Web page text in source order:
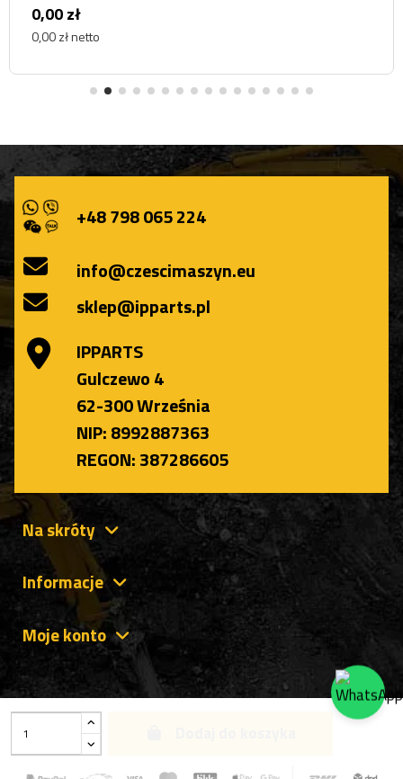
0,00 zł
0,00 zł netto
+48 798 065 224
info@czescimaszyn.eu
sklep@ipparts.pl
IPPARTS
Gulczewo 4
62-300 Września
NIP: 8992887363
REGON: 387286605
Na skróty
Informacje
Moje konto